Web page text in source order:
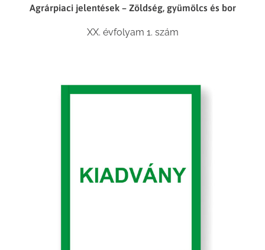
Agrárpiaci jelentések – Zöldség, gyümölcs és bor
XX. évfolyam 1. szám